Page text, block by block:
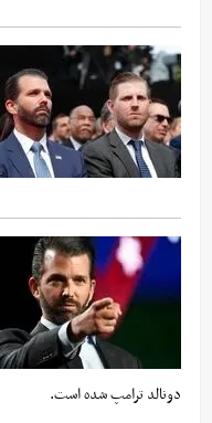
دونالد ترامپ شده است.